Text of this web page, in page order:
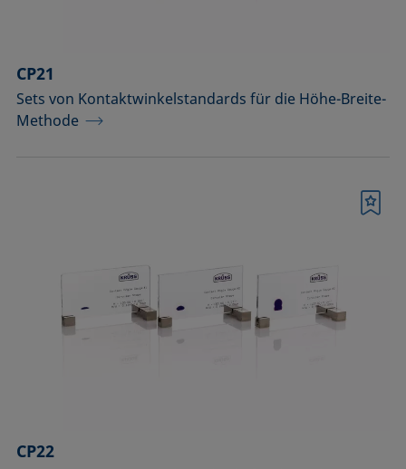
CP21
Sets von Kontaktwinkelstandards für die Höhe-Breite-
Methode
CP22